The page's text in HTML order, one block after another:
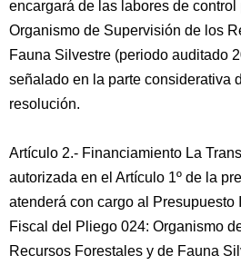
encargará de las labores de control
Organismo de Supervisión de los
Fauna Silvestre (periodo auditado
señalado en la parte considerativa
resolución.
Artículo 2.- Financiamiento La
autorizada en el Artículo 1º de la
atenderá con cargo al Presupuesto
Fiscal del Pliego 024: Organismo
Recursos Forestales y de Fauna